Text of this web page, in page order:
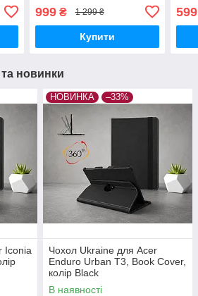
999₴ 1 299 ₴
Купити
599
та новинки
Iconia
НОВИНКА –33%
Чохол Ukraine для Acer
Enduro Urban T3, Book Cover,
колір Black
В наявності